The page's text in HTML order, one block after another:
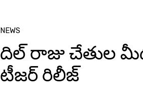
NEWS
దిల్ రాజు చేతుల
టీజర్ రిలీజ్